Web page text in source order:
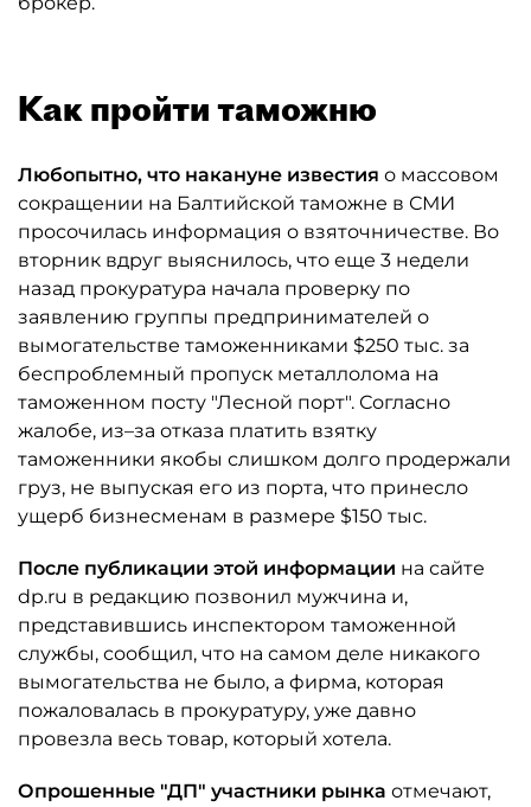
Как пройти таможню
Любопытно, что накануне известия о массовом
сокращении на Балтийской таможне в СМИ
просочилась информация о взяточничестве. Во
вторник вдруг выяснилось, что еще 3 недели
назад прокуратура начала проверку по
заявлению группы предпринимателей о
вымогательстве таможенниками $250 тыс. за
беспроблемный пропуск металлолома на
таможенном посту "Лесной порт". Согласно
жалобе, из–за отказа платить взятку
таможенники якобы слишком долго продержали
груз, не выпуская его из порта, что принесло
ущерб бизнесменам в размере $150 тыс.
После публикации этой информации на сайте
dp.ru в редакцию позвонил мужчина и,
представившись инспектором таможенной
службы, сообщил, что на самом деле никакого
вымогательства не было, а фирма, которая
пожаловалась в прокуратуру, уже давно
провезла весь товар, который хотела.
Опрошенные "ДП" участники рынка отмечают,